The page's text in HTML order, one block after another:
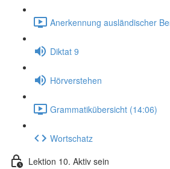
Anerkennung ausländischer
Diktat 9
Hörverstehen
Grammatikübersicht (14:06)
Wortschatz
Lektion 10. Aktiv sein